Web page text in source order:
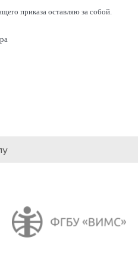
приказа оставляю за собой.
Самаранедра